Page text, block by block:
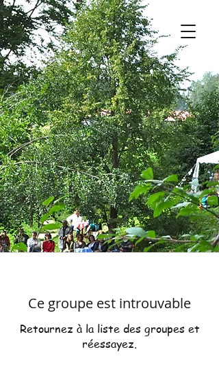
Ce groupe est introuvable
Retournez à la liste des groupes et
réessayez.